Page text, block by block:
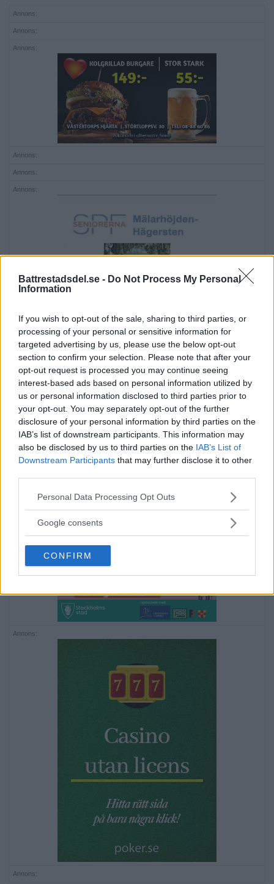
Battrestadsdel.se - Do Not Process My Personal
Information
If you wish to opt-out of the sale, sharing to third parties, or
processing of your personal or sensitive information for
targeted advertising by us, please use the below opt-out
section to confirm your selection. Please note that after your
opt-out request is processed you may continue seeing
interest-based ads based on personal information utilized by
us or personal information disclosed to third parties prior to
your opt-out. You may separately opt-out of the further
disclosure of your personal information by third parties on the
IAB’s list of downstream participants. This information may
also be disclosed by us to third parties on the IAB’s List of
Downstream Participants that may further disclose it to other
Please note that this website/app uses one or more Google
not limited to your visit or usage behaviour. You may click to
use your data for below specified purposes in below Google
consent section.
Personal Data Processing Opt Outs
Google consents
CONFIRM
Annons:
Annons:
Annons:
Annons:
Annons:
Annons:
Annons:
Annons:
Annons: